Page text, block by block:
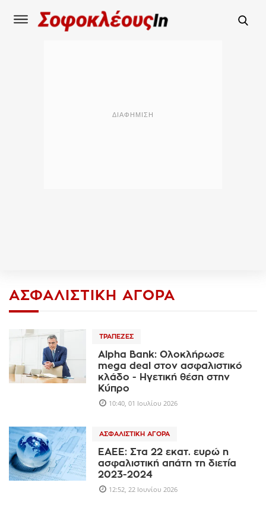
ΑΣΦΑΛΙΣΤΙΚΉ ΑΓΟΡΆ
ΤΡΆΠΕΖΕΣ
Alpha Bank: Ολοκλήρωσε
mega deal στον ασφαλιστικό
κλάδο - Ηγετική θέση στην
Κύπρο
10:40, 01 Ιουλίου 2026
ΑΣΦΑΛΙΣΤΙΚΉ ΑΓΟΡΆ
ΕΑΕΕ: Στα 22 εκατ. ευρώ η
ασφαλιστική απάτη τη διετία
2023-2024
12:52, 22 Ιουνίου 2026